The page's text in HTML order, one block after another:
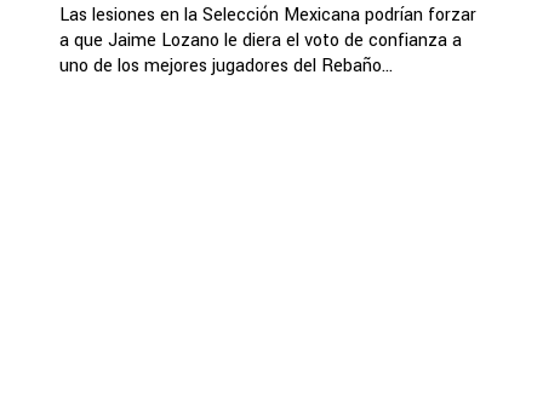
Las lesiones en la Selección Mexicana podrían forzar
a que Jaime Lozano le diera el voto de confianza a
uno de los mejores jugadores del Rebaño...